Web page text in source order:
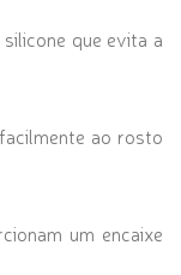
que evita a
ao rosto
um encaixe